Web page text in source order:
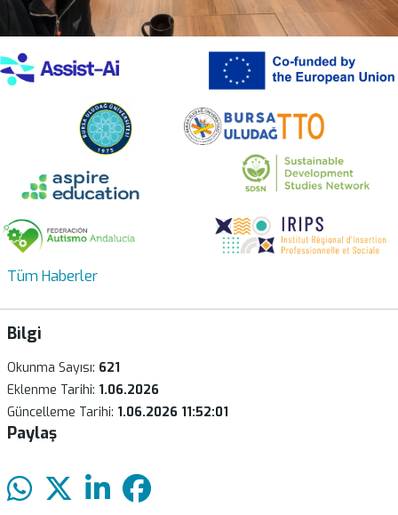
Tüm Haberler
Bilgi
Okunma Sayısı: 621
Eklenme Tarihi: 1.06.2026
Güncelleme Tarihi: 1.06.2026 11:52:01
Paylaş